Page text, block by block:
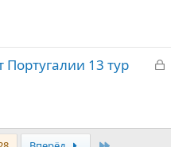
тЗ
13 тур